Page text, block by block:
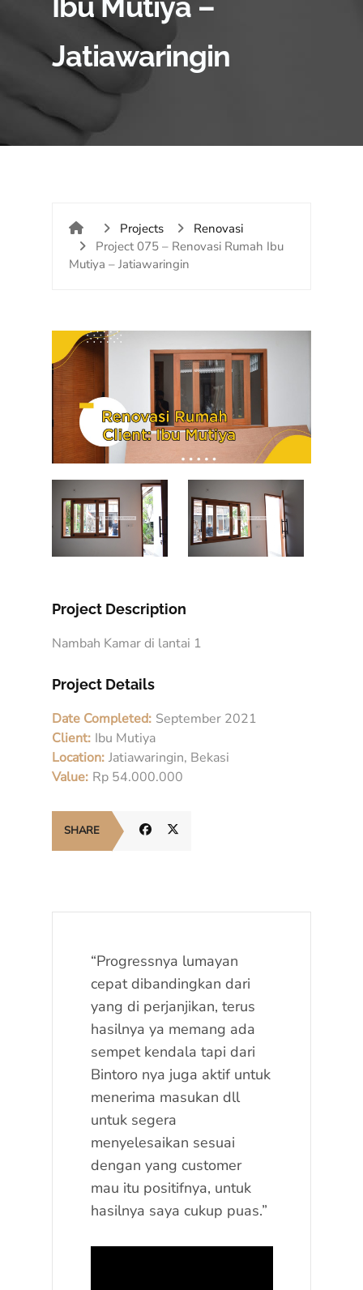
Jatiawaringin
Projects
Renovasi
Project 075 – Renovasi Rumah Ibu
Mutiya – Jatiawaringin
Project Description
Nambah Kamar di lantai 1
Project Details
Date Completed: September 2021
Client: Ibu Mutiya
Location: Jatiawaringin, Bekasi
Value: Rp 54.000.000
SHARE
“Progressnya lumayan
cepat dibandingkan dari
yang di perjanjikan, terus
hasilnya ya memang ada
sempet kendala tapi dari
Bintoro nya juga aktif untuk
menerima masukan dll
untuk segera
menyelesaikan sesuai
dengan yang customer
mau itu positifnya, untuk
hasilnya saya cukup puas.”